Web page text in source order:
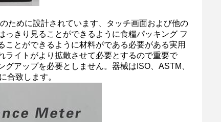
ために設計されています、タッチ画面および他の
っきり見ることができるように食糧パッキング フ
とができるように材料がである必要がある実用
ライトがより拡散させて必要とするので重要で
アップを必要としません。器械はISO、ASTM、
合致します。